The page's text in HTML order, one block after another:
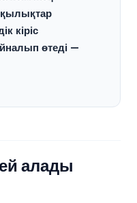
кіріс
өтеді —
алады